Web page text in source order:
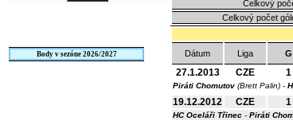
Body v sezóne 2026/2027
Celkový
Celkový počet
Dátum Liga G
27.1.2013 CZE 1
Piráti Chomutov (Brett Palin) -
19.12.2012 CZE 1
HC Oceláři Třinec - Piráti